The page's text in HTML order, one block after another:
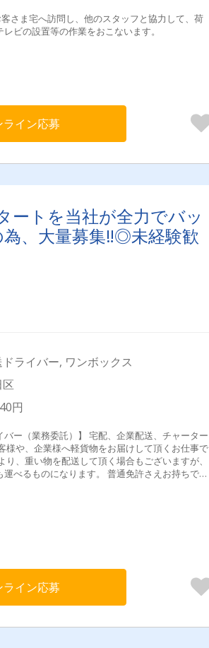
さま宅へ訪問し、他のスタッフと協力して、荷
ビの設置等の作業をおこないます。
ライン応募
ートを当社が全力でバッ
、大量募集‼◎未経験歓
ライバー, ワンボックス
円
バー（業務委託）】 宅配、企業配送、チャーター
様や、企業様へ軽貨物をお届けして頂くお仕事で
り、重い物を配送して頂く場合もございますが、
べるものになります。 普通免許さえお持ちであ
楽しいこと】 休憩時間や寄り
【やりがい】 ・企業への配達含
仕事だからこそ 「いつもありがとうございま
ことが嬉しい！ ・働いた分がそのまま給料に反
の収入が得られます。 完全出来高制の配送ビジ
ください。 定年退職もなく長く続けられるお仕事
流アイディアと協力グループにより、その可能性
さい。
ライン応募